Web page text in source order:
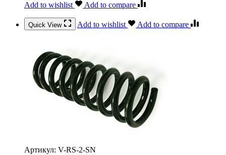
Add to wishlist
Add to compare
Quick View Add to wishlist Add to compare
Артикул: V-RS-2-SN